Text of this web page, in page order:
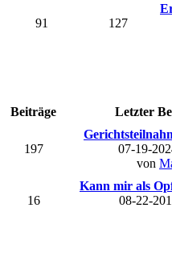
91 127
Beiträge Letzter
197
07-19-
von
16
Kann mir als
08-22-